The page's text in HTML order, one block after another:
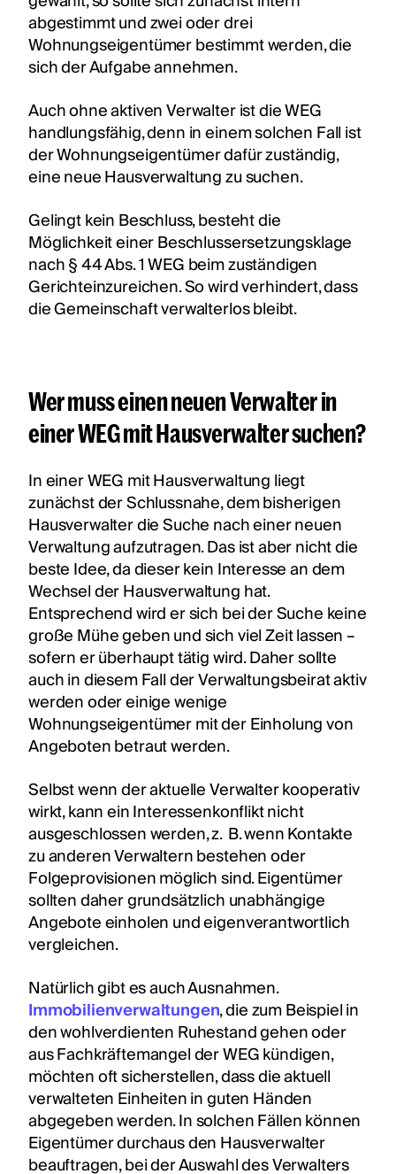
abgestimmt und zwei oder drei
Wohnungseigentümer bestimmt werden, die
sich der Aufgabe annehmen.
Auch ohne aktiven Verwalter ist die WEG
handlungsfähig, denn in einem solchen Fall ist
der Wohnungseigentümer dafür zuständig,
eine neue Hausverwaltung zu suchen.
Gelingt kein Beschluss, besteht die
Möglichkeit einer Beschlussersetzungsklage
nach § 44 Abs. 1 WEG beim zuständigen
Gerichteinzureichen. So wird verhindert, dass
die Gemeinschaft verwalterlos bleibt.
Wer muss einen neuen Verwalter in
einer WEG mit Hausverwalter suchen?
In einer WEG mit Hausverwaltung liegt
zunächst der Schlussnahe, dem bisherigen
Hausverwalter die Suche nach einer neuen
Verwaltung aufzutragen. Das ist aber nicht die
beste Idee, da dieser kein Interesse an dem
Wechsel der Hausverwaltung hat.
Entsprechend wird er sich bei der Suche keine
große Mühe geben und sich viel Zeit lassen –
sofern er überhaupt tätig wird. Daher sollte
auch in diesem Fall der Verwaltungsbeirat aktiv
werden oder einige wenige
Wohnungseigentümer mit der Einholung von
Angeboten betraut werden.
Selbst wenn der aktuelle Verwalter kooperativ
wirkt, kann ein Interessenkonflikt nicht
ausgeschlossen werden, z. B. wenn Kontakte
zu anderen Verwaltern bestehen oder
Folgeprovisionen möglich sind. Eigentümer
sollten daher grundsätzlich unabhängige
Angebote einholen und eigenverantwortlich
vergleichen.
Natürlich gibt es auch Ausnahmen.
Immobilienverwaltungen, die zum Beispiel in
den wohlverdienten Ruhestand gehen oder
aus Fachkräftemangel der WEG kündigen,
möchten oft sicherstellen, dass die aktuell
verwalteten Einheiten in guten Händen
abgegeben werden. In solchen Fällen können
Eigentümer durchaus den Hausverwalter
beauftragen, bei der Auswahl des Verwalters